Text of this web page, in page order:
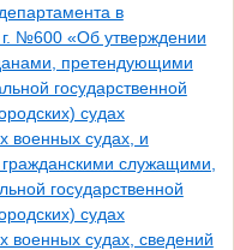
в
№600 «Об утверждении
претендующими
государственной
судах
военных судах, и
служащими,
государственной
судах
военных судах, сведений